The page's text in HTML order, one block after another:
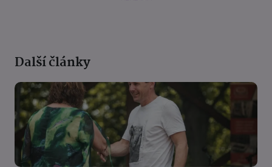
Další články